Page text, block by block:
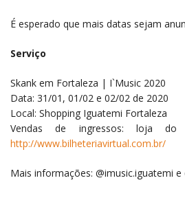
É esperado que mais datas sejam
Serviço
Skank em Fortaleza | I`Music 2020
Data: 31/01, 01/02 e 02/02 de 2020
Local: Shopping Iguatemi Fortaleza
Vendas de ingressos: loja
http://www.bilheteriavirtual.com.br/
Mais informações: @imusic.iguatemi